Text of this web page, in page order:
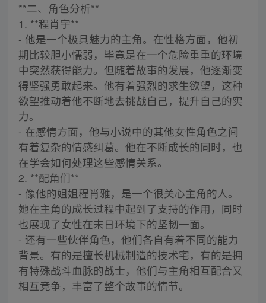
**二、角色分析**
1. **程肖宇**
- 他是一个极具魅力的主角。在性格方面，他初
期比较胆小懦弱，毕竟是在一个危险重重的环境
中突然获得能力。但随着故事的发展，他逐渐变
得坚强勇敢起来。他有着强烈的求生欲望，这种
欲望推动着他不断地去挑战自己，提升自己的实
力。
- 在感情方面，他与小说中的其他女性角色之间
有着复杂的情感纠葛。他在不断成长的同时，也
在学会如何处理这些感情关系。
2. **配角们**
- 像他的姐姐程肖雅，是一个很关心主角的人。
她在主角的成长过程中起到了支持的作用，同时
也展现了女性在末日环境下的坚韧一面。
- 还有一些伙伴角色，他们各自有着不同的能力
背景。有的是擅长机械制造的技术宅，有的是拥
有特殊战斗血脉的战士，他们与主角相互配合又
相互竞争，丰富了整个故事的情节。